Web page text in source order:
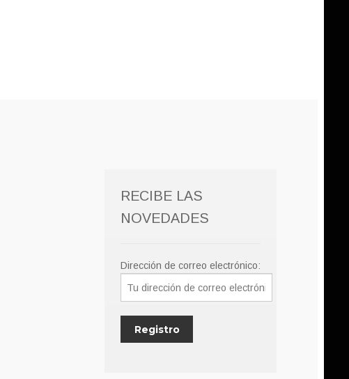
RECIBE LAS
NOVEDADES
Dirección de correo electrónico: